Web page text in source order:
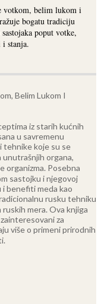
votkom, belim lukom i
bogatu tradiciju
poput votke,
stanja.
iz starih kućnih
u savremenu
tehnike koje su se
organa,
organizma. Posebna
sastojku i njegovoj
i benefiti meda kao
rusku tehniku
mera. Ova knjiga
za
više o primeni prirodnih